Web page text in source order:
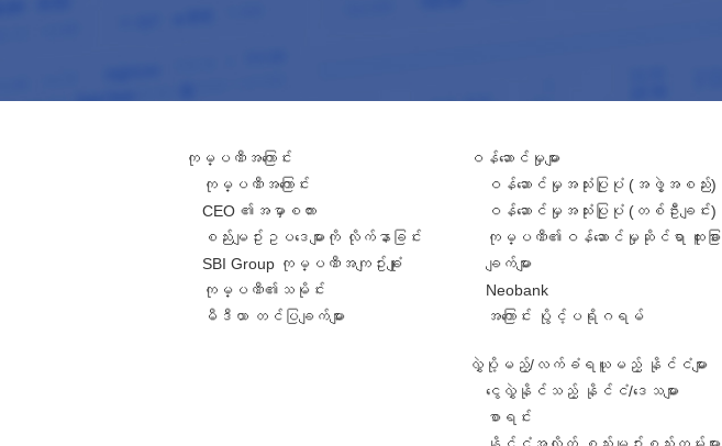
ကုမ္ပဏီအကြောင်း
ကုမ္ပဏီအကြောင်း
CEO ၏အမှာစကား
စည်းမျဥ်းဥပဒေများကို လိုက်နာခြင်း
SBI Group ကုမ္ပဏီအကျဥ်းချုံး
ကုမ္ပဏီ၏သမိုင်း
မီဒီယာ တင်ပြချက်များ
ဝန်ဆောင်မှုများ
ဝန်ဆောင်မှုအသုံးပြုပုံ (အဖွဲ့အစည်း)
ဝန်ဆောင်မှုအသုံးပြုပုံ (တစ်ဦးချင်း)
ကုမ္ပဏီ၏ဝန်ဆောင်မှုဆိုင်ရာ ထူးခြား
ချက်များ
Neobank
အကြောင်း ပွိုင့်ပရိုဂရမ်
လွှဲပို့မည့်/လက်ခံရယူမည့် နိုင်ငံများ
ငွေလွှဲနိုင်သည့် နိုင်ငံ/ဒေသများ
စာရင်း